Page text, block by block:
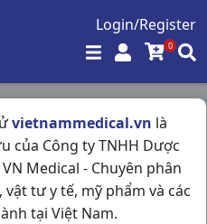
Login/Register
0
vietnammedical.vn là
của Công ty TNHH Dược
Medical - Chuyên phân
tư y tế, mỹ phẩm và các
tại Việt Nam.
/